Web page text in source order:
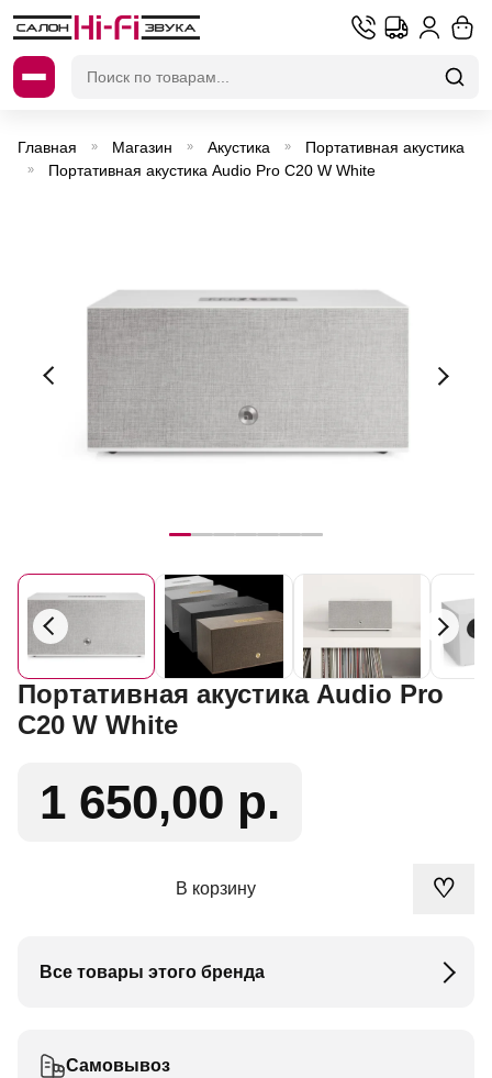
Главная » Магазин » Акустика » Портативная акустика
» Портативная акустика Audio Pro C20 W White
Портативная акустика Audio Pro
C20 W White
1 650,00 р.
В корзину ♡
Все товары этого бренда
Самовывоз